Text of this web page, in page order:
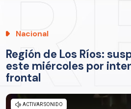
Nacional
Región de Los Ríos:
este miércoles por
frontal